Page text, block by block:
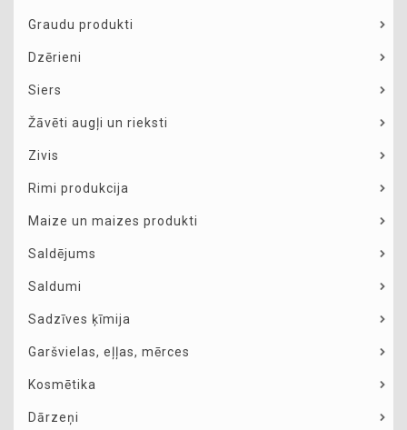
Graudu produkti
Dzērieni
Siers
Žāvēti augļi un rieksti
Zivis
Rimi produkcija
Maize un maizes produkti
Saldējums
Saldumi
Sadzīves ķīmija
Garšvielas, eļļas, mērces
Kosmētika
Dārzeņi